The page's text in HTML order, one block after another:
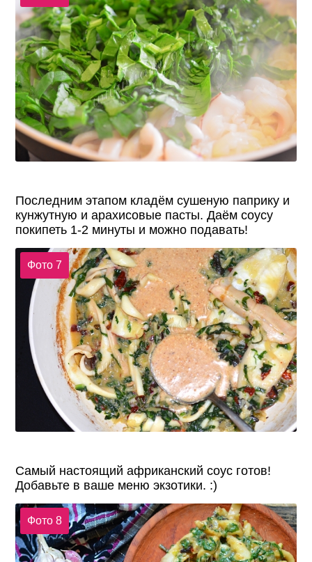
Последним этапом кладём сушеную паприку и
кунжутную и арахисовые пасты. Даём соусу
покипеть 1-2 минуты и можно подавать!
Фото 7
Самый настоящий африканский соус готов!
Добавьте в ваше меню экзотики. :)
Фото 8